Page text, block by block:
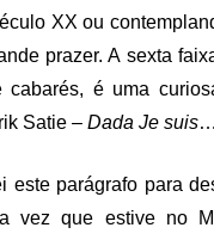
XX ou
prazer. A sexta
é uma
Satie – Dada Je suis…
este parágrafo para
vez que estive no